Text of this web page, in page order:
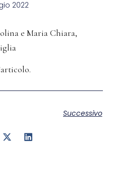
2022
e Maria Chiara,
Successivo